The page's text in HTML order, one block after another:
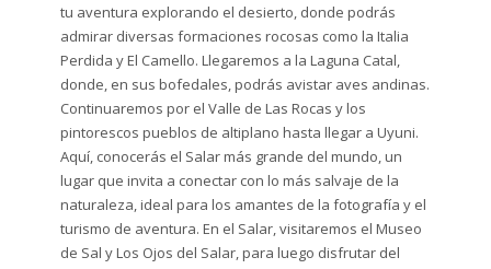
tu aventura explorando el desierto, donde podrás
admirar diversas formaciones rocosas como la Italia
Perdida y El Camello. Llegaremos a la Laguna Catal,
donde, en sus bofedales, podrás avistar aves andinas.
Continuaremos por el Valle de Las Rocas y los
pintorescos pueblos de altiplano hasta llegar a Uyuni.
Aquí, conocerás el Salar más grande del mundo, un
lugar que invita a conectar con lo más salvaje de la
naturaleza, ideal para los amantes de la fotografía y el
turismo de aventura. En el Salar, visitaremos el Museo
de Sal y Los Ojos del Salar, para luego disfrutar del